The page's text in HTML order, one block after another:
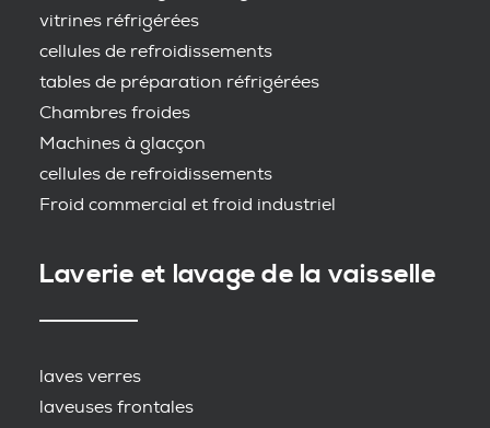
vitrines réfrigérées
cellules de refroidissements
tables de préparation réfrigérées
Chambres froides
Machines à glacçon
cellules de refroidissements
Froid commercial et froid industriel
Laverie et lavage de la vaisselle
laves verres
laveuses frontales